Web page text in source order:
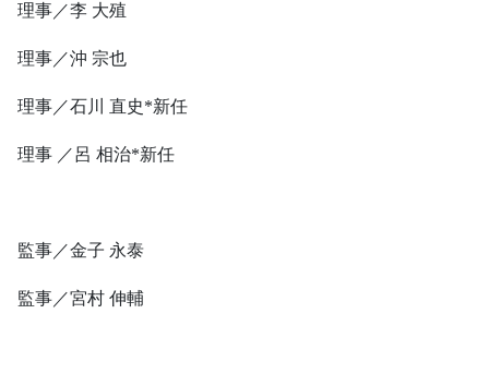
理事／李 大殖
理事／沖 宗也
理事／石川 直史*新任
理事 ／呂 相治*新任
監事／金子 永泰
監事／宮村 伸輔